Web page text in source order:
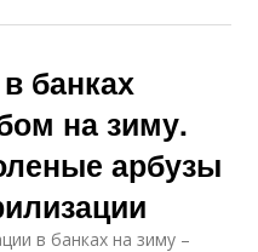
банках
на зиму.
арбузы
в банках на зиму –